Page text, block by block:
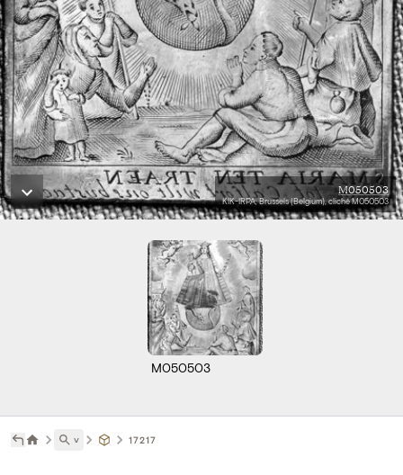
M050503
KIK-IRPA, Brussels (Belgium), cliché M050503
M050503
˅ 17217